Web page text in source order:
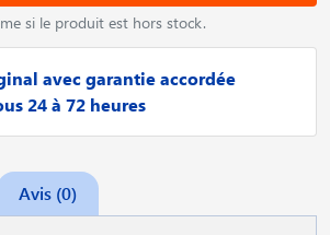
si le produit est hors stock.
avec garantie accordée
24 à 72 heures
Avis (0)